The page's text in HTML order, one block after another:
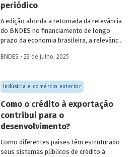
periódico
A edição aborda a retomada da relevância
do BNDES no financiamento de longo
prazo da economia brasileira, a relevância
Amazônia e FGI para o desenvolvimento,
públicos de crédito à exportação, o novo
protagonismo da política industrial, um
método para calcular prêmio de risco em
projetos de infraestrutura e o controle
societário de companhias abertas por
fundos de investimento no Brasil.
BNDES • 23 de julho, 2025
Indústria e comércio exterior
Como o crédito à exportação
contribui para o
desenvolvimento?
Como diferentes países têm estruturado
seus sistemas públicos de crédito à